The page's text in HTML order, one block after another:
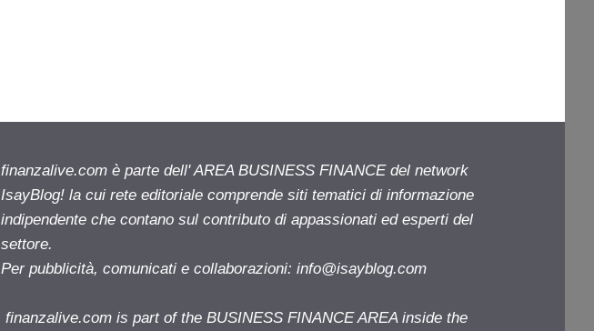
finanzalive.com è parte dell' AREA BUSINESS FINANCE del network
IsayBlog! la cui rete editoriale comprende siti tematici di informazione
indipendente che contano sul contributo di appassionati ed esperti del
settore.
Per pubblicità, comunicati e collaborazioni: info@isayblog.com
finanzalive.com is part of the BUSINESS FINANCE AREA inside the